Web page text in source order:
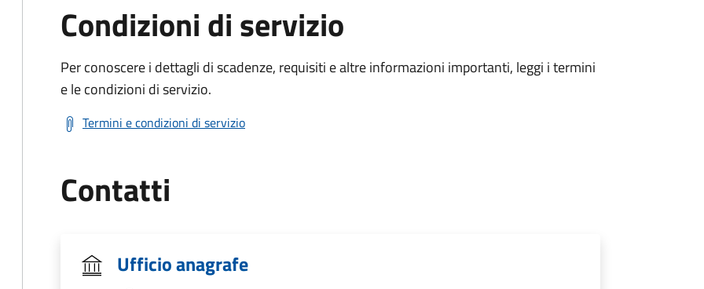
Condizioni di servizio
Per conoscere i dettagli di scadenze, requisiti e altre informazioni importanti, leggi i termini
e le condizioni di servizio.
Termini e condizioni di servizio
Contatti
Ufficio anagrafe